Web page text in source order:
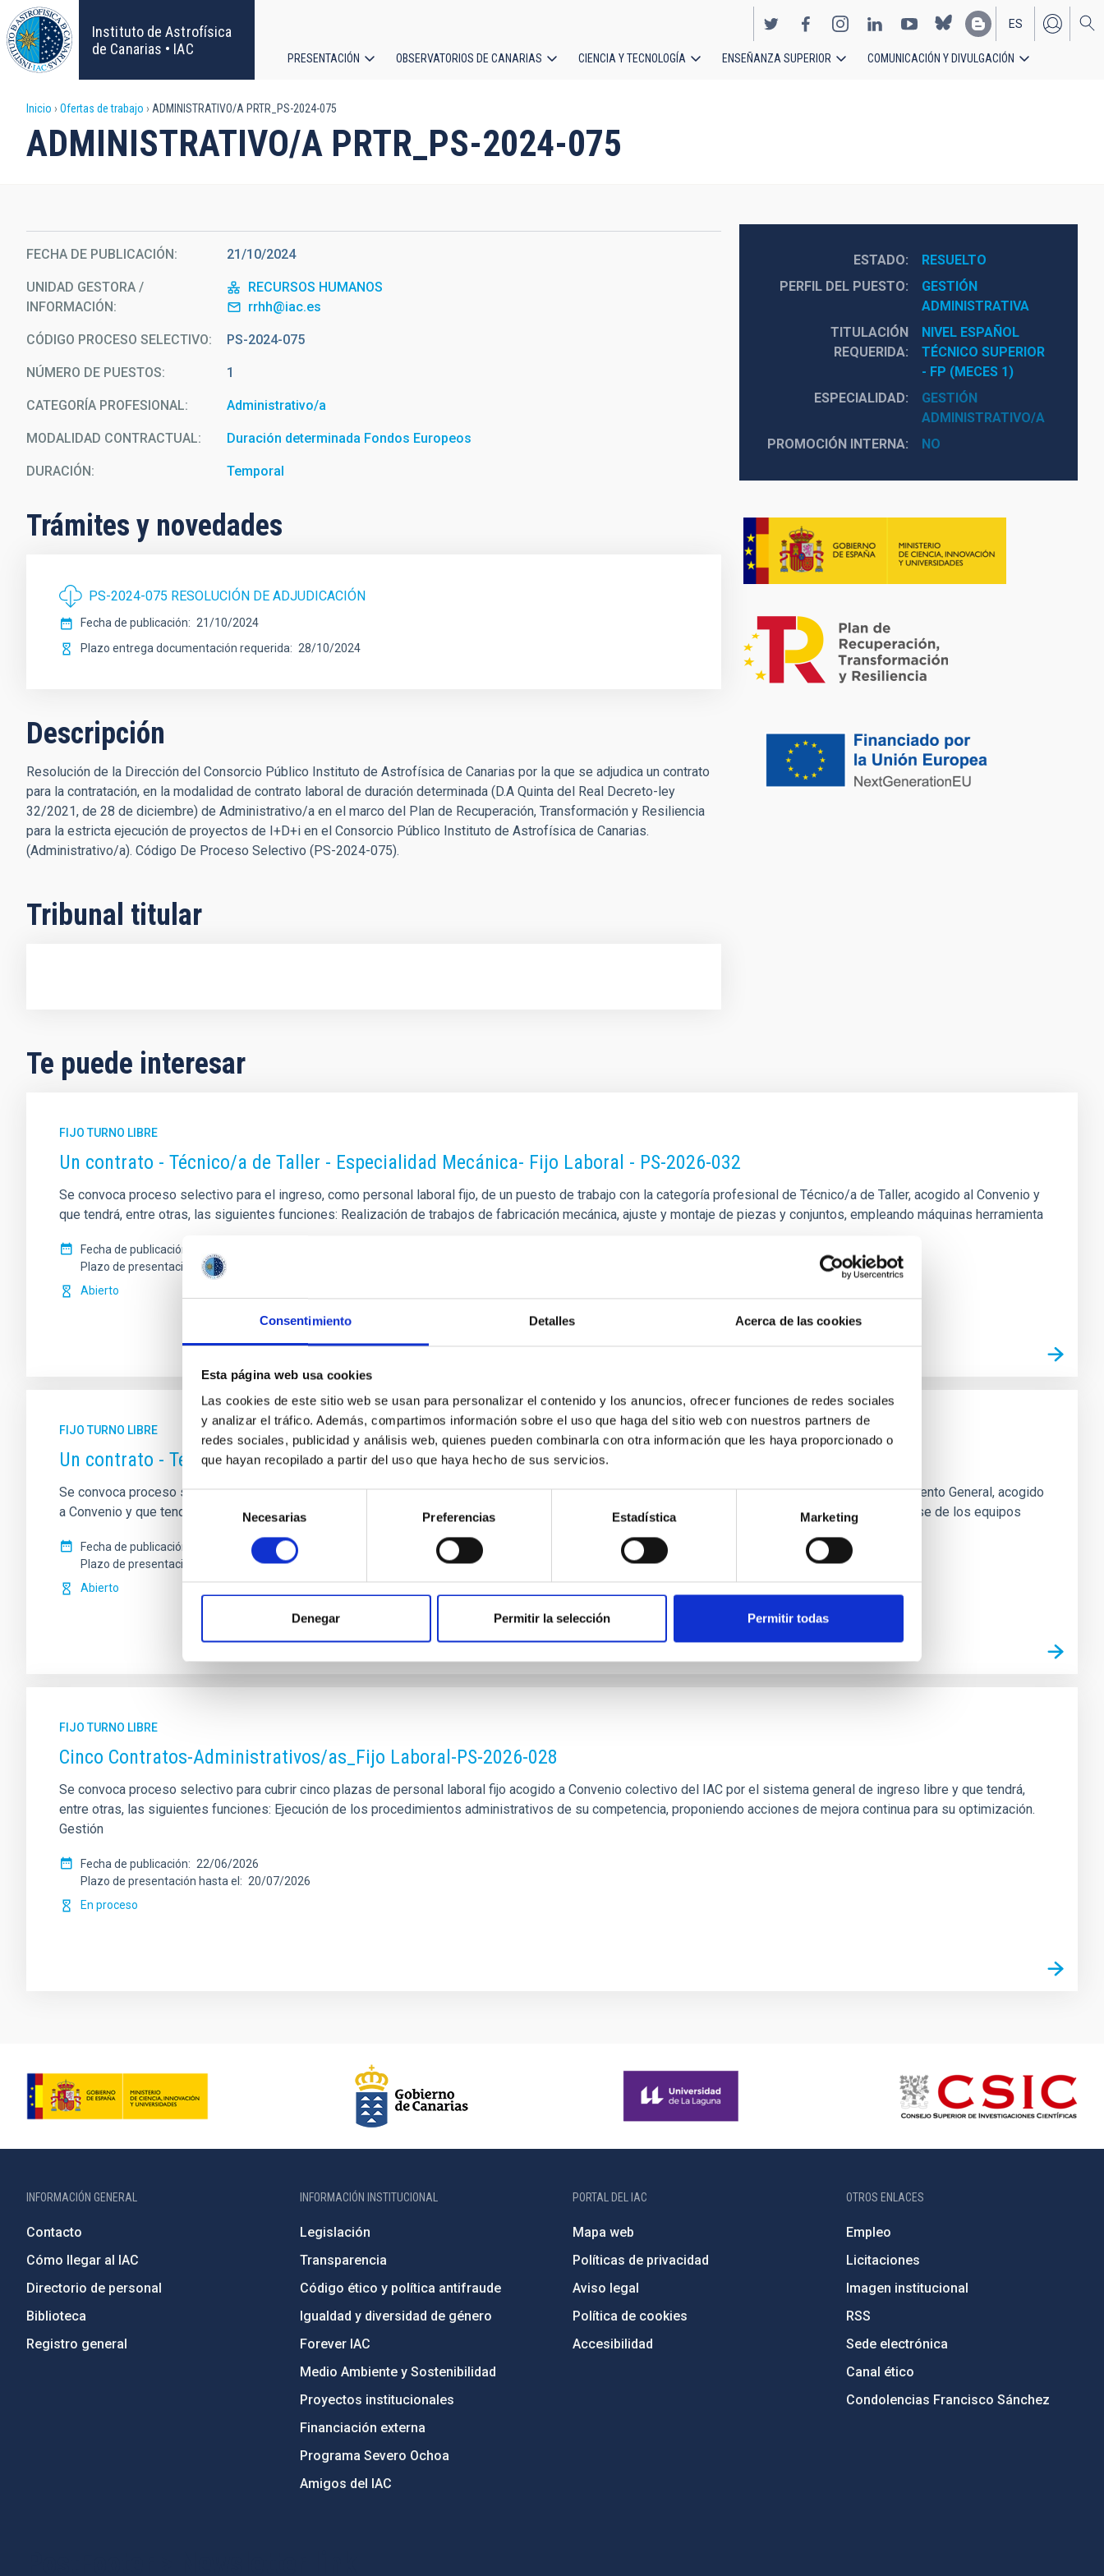
Consentimiento Detalles Acerca de las cookies
Esta página web usa cookies
Las cookies de este sitio web se usan para personalizar el contenido y los anuncios, ofrecer funciones de redes sociales
y analizar el tráfico. Además, compartimos información sobre el uso que haga del sitio web con nuestros partners de
redes sociales, publicidad y análisis web, quienes pueden combinarla con otra información que les haya proporcionado o
que hayan recopilado a partir del uso que haya hecho de sus servicios.
Selección
de
consentimiento
Necesarias Preferencias Estadística Marketing
Denegar Permitir la selección Permitir todas
Pasar
al
contenido
principal
Instituto de Astrofísica
de Canarias • IAC
EN
ES
principal
PRESENTACIÓN OBSERVATORIOS DE CANARIAS CIENCIA Y TECNOLOGÍA ENSEÑANZA SUPERIOR COMUNICACIÓN Y DIVULGACIÓN
Sobrescribir
enlaces
ayuda
a
la
navegación
Inicio Ofertas de trabajo ADMINISTRATIVO/A PRTR_PS-2024-075
ADMINISTRATIVO/A PRTR_PS-2024-075
FECHA DE PUBLICACIÓN 21/10/2024
UNIDAD GESTORA /
INFORMACIÓN
RECURSOS HUMANOS
rrhh@iac.es
CÓDIGO PROCESO SELECTIVO PS-2024-075
NÚMERO DE PUESTOS 1
CATEGORÍA PROFESIONAL Administrativo/a
MODALIDAD CONTRACTUAL Duración determinada Fondos Europeos
DURACIÓN Temporal
Trámites y novedades
PS-2024-075 RESOLUCIÓN DE ADJUDICACIÓN
Fecha de publicación
21/10/2024
Plazo entrega documentación requerida
28/10/2024
Descripción
Resolución de la Dirección del Consorcio Público Instituto de Astrofísica de Canarias por la que se adjudica un contrato
para la contratación, en la modalidad de contrato laboral de duración determinada (D.A Quinta del Real Decreto-ley
32/2021, de 28 de diciembre) de Administrativo/a en el marco del Plan de Recuperación, Transformación y Resiliencia
para la estricta ejecución de proyectos de I+D+i en el Consorcio Público Instituto de Astrofísica de Canarias.
(Administrativo/a). Código De Proceso Selectivo (PS-2024-075).
Tribunal titular
ESTADO
RESUELTO
PERFIL DEL PUESTO
GESTIÓN
ADMINISTRATIVA
TITULACIÓN
REQUERIDA
NIVEL ESPAÑOL
TÉCNICO SUPERIOR
- FP (MECES 1)
ESPECIALIDAD
GESTIÓN
ADMINISTRATIVO/A
PROMOCIÓN INTERNA
NO
Te puede interesar
FIJO TURNO LIBRE
Un contrato - Técnico/a de Taller - Especialidad Mecánica- Fijo Laboral - PS-2026-032
Se convoca proceso selectivo para el ingreso, como personal laboral fijo, de un puesto de trabajo con la categoría profesional de Técnico/a de Taller, acogido al Convenio y
que tendrá, entre otras, las siguientes funciones: Realización de trabajos de fabricación mecánica, ajuste y montaje de piezas y conjuntos, empleando máquinas herramienta
Fecha de publicación
Plazo de presentación hasta el
Abierto
FIJO TURNO LIBRE
Un contrato - Técnico/a Mantenimiento General Observatorios (ORM-La Palma) - Fijo Laboral -PS-2026-031
Se convoca proceso selectivo para el ingreso, como personal laboral fijo, de un puesto de trabajo con la categoría profesional de Técnico/a Mantenimiento General, acogido
a Convenio y que tendrá, entre otras, las siguientes funciones: • Ejecutar y supervisar el mantenimiento general de las instalaciones. • Responsabilizarse de los equipos
Fecha de publicación
13/07/2026
Plazo de presentación hasta el
10/08/2026
Abierto
FIJO TURNO LIBRE
Cinco Contratos-Administrativos/as_Fijo Laboral-PS-2026-028
Se convoca proceso selectivo para cubrir cinco plazas de personal laboral fijo acogido a Convenio colectivo del IAC por el sistema general de ingreso libre y que tendrá,
entre otras, las siguientes funciones: Ejecución de los procedimientos administrativos de su competencia, proponiendo acciones de mejora continua para su optimización.
Gestión
Fecha de publicación
22/06/2026
Plazo de presentación hasta el
20/07/2026
En proceso
INFORMACIÓN GENERAL
Contacto
Cómo llegar al IAC
Directorio de personal
Biblioteca
Registro general
INFORMACIÓN INSTITUCIONAL
Legislación
Transparencia
Código ético y política antifraude
Igualdad y diversidad de género
Forever IAC
Medio Ambiente y Sostenibilidad
Proyectos institucionales
Financiación externa
Programa Severo Ochoa
Amigos del IAC
PORTAL DEL IAC
Mapa web
Políticas de privacidad
Aviso legal
Política de cookies
Accesibilidad
OTROS ENLACES
Empleo
Licitaciones
Imagen institucional
RSS
Sede electrónica
Canal ético
Condolencias Francisco Sánchez